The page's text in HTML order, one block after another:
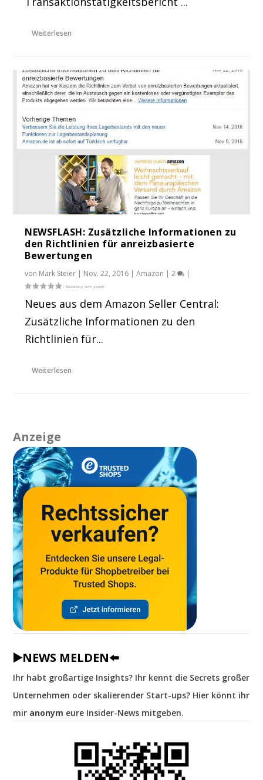
Weiterlesen
NEWSFLASH: Zusätzliche Informationen zu
den Richtlinien für anreizbasierte
Bewertungen
von Mark Steier Nov. 22, 2016 |Amazon |2
Neues aus dem Amazon Seller Central:
Zusätzliche Informationen zu den
Richtlinien für...
Weiterlesen
Anzeige
▶️NEWS MELDEN⬅️
Ihr habt großartige Insights? Ihr kennt die Secrets großer
Unternehmen oder skalierender Start-ups? Hier könnt ihr
mir anonym eure Insider-News mitgeben.